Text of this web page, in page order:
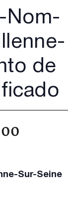
Nom-
de
Sur-Seine